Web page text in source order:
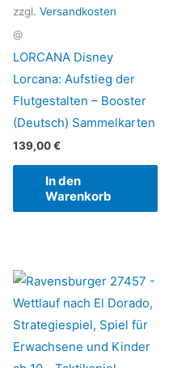
zzgl. Versandkosten
@
LORCANA Disney
Lorcana: Aufstieg der
Flutgestalten – Booster
(Deutsch) Sammelkarten
139,00€
In den
Warenkorb